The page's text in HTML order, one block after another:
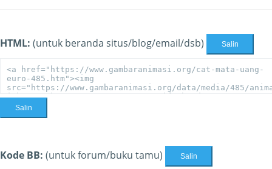
HTML: (untuk beranda situs/blog/email/dsb) Salin
Salin
Kode BB: (untuk forum/buku tamu) Salin